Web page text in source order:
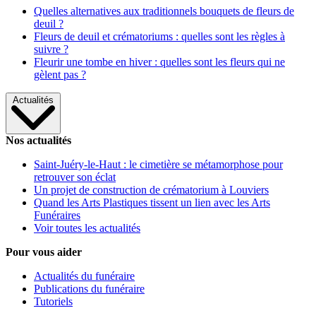
Quelles alternatives aux traditionnels bouquets de fleurs de
deuil ?
Fleurs de deuil et crématoriums : quelles sont les règles à
suivre ?
Fleurir une tombe en hiver : quelles sont les fleurs qui ne
gèlent pas ?
Actualités
Nos actualités
Saint-Juéry-le-Haut : le cimetière se métamorphose pour
retrouver son éclat
Un projet de construction de crématorium à Louviers
Quand les Arts Plastiques tissent un lien avec les Arts
Funéraires
Voir toutes les actualités
Pour vous aider
Actualités du funéraire
Publications du funéraire
Tutoriels